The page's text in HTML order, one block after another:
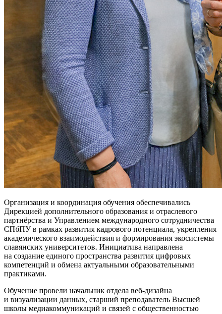
Организация и координация обучения обеспечивались
Дирекцией дополнительного образования и отраслевого
партнёрства и Управлением международного сотрудничества
СПбПУ в рамках развития кадрового потенциала, укрепления
академического взаимодействия и формирования экосистемы
славянских университетов. Инициатива направлена
на создание единого пространства развития цифровых
компетенций и обмена актуальными образовательными
практиками.
Обучение провели начальник отдела веб-дизайна
и визуализации данных, старший преподаватель Высшей
школы медиакоммуникаций и связей с общественностью